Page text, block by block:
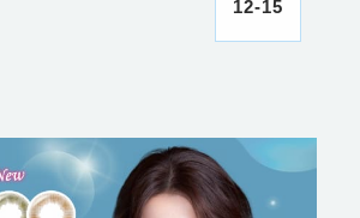
12-15